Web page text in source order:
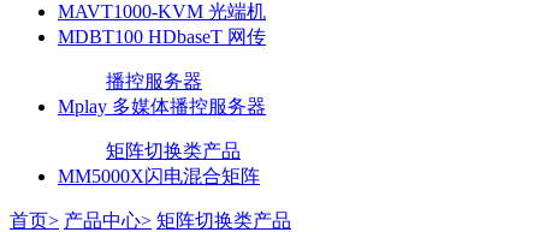
MAVT1000-KVM 光端机
MDBT100 HDbaseT 网传
播控服务器
Mplay 多媒体播控服务器
矩阵切换类产品
MM5000X闪电混合矩阵
首页> 产品中心> 矩阵切换类产品